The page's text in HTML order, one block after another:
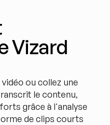
Vizard
ou collez une
le contenu,
grâce à l'analyse
de clips courts